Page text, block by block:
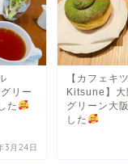
リー
た
3月24日
【カフェキ
Kitsune】大
グリーン大
した